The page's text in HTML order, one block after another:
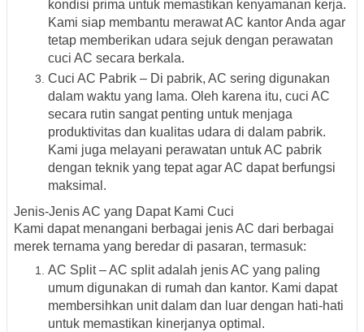
kondisi prima untuk memastikan kenyamanan kerja.
Kami siap membantu merawat AC kantor Anda agar
tetap memberikan udara sejuk dengan perawatan
cuci AC secara berkala.
Cuci AC Pabrik – Di pabrik, AC sering digunakan
dalam waktu yang lama. Oleh karena itu, cuci AC
secara rutin sangat penting untuk menjaga
produktivitas dan kualitas udara di dalam pabrik.
Kami juga melayani perawatan untuk AC pabrik
dengan teknik yang tepat agar AC dapat berfungsi
maksimal.
Jenis-Jenis AC yang Dapat Kami Cuci
Kami dapat menangani berbagai jenis AC dari berbagai
merek ternama yang beredar di pasaran, termasuk:
AC Split – AC split adalah jenis AC yang paling
umum digunakan di rumah dan kantor. Kami dapat
membersihkan unit dalam dan luar dengan hati-hati
untuk memastikan kinerjanya optimal.